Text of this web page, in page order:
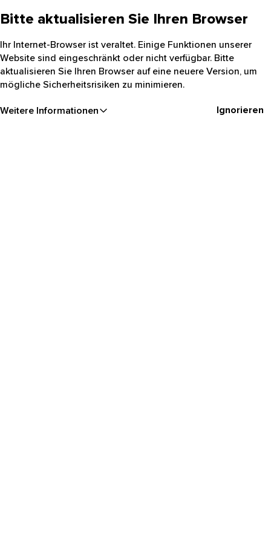
Bitte aktualisieren Sie Ihren Browser
Ihr Internet-Browser ist veraltet. Einige Funktionen unserer
Website sind eingeschränkt oder nicht verfügbar. Bitte
aktualisieren Sie Ihren Browser auf eine neuere Version, um
mögliche Sicherheitsrisiken zu minimieren.
Weitere Informationen Ignorieren